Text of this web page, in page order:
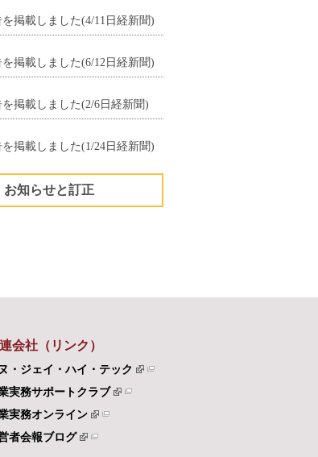
掲載しました(4/11日経新聞)
掲載しました(6/12日経新聞)
掲載しました(2/6日経新聞)
掲載しました(1/24日経新聞)
お知らせと訂正
会社（リンク）
・ジェイ・ハイ・テック
実務サポートクラブ
実務オンライン
者会報ブログ